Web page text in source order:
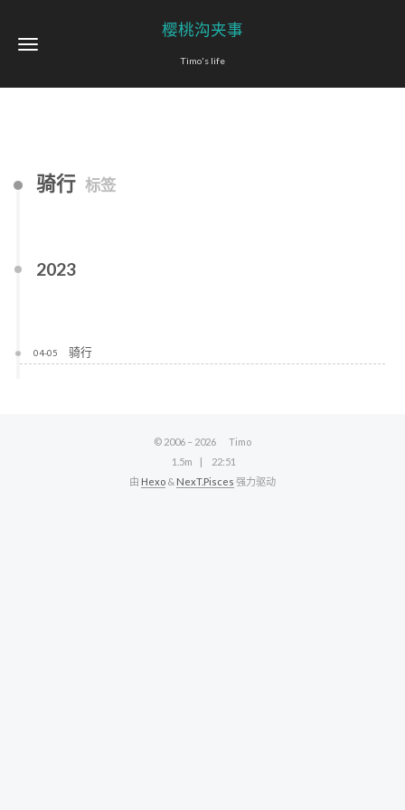
樱桃沟夹事
Timo's life
骑行 标签
2023
04-05 骑行
© 2006 – 2026
Timo
1.5m
22:51
由 Hexo & NexT.Pisces 强力驱动